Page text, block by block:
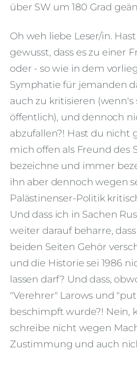
über SW um 180 Grad
Oh weh liebe Leser/in.
gewusst, dass es zu einer
oder - so wie in dem
Symphatie für jemanden
auch zu kritisieren (wenn's
öffentlich), und dennoch
abzufallen?! Hast du nicht
mich offen als Freund des
bezeichne und immer
ihn aber dennoch wegen
Palästinenser-Politik
Und dass ich in Sachen
weiter darauf beharre,
beiden Seiten Gehör
und die Historie sei 1986
lassen darf? Und dass,
"Verehrer" Larows und
beschimpft wurde?! Nein,
schreibe nicht wegen
Zustimmung und auch